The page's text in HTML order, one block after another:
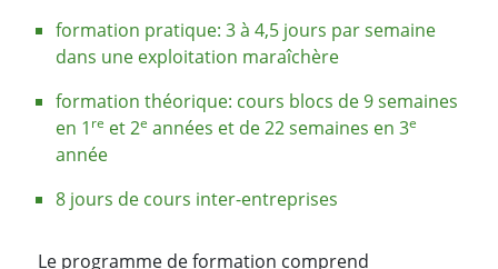
formation pratique: 3 à 4,5 jours par semaine
dans une exploitation maraîchère
formation théorique: cours blocs de 9 semaines
en 1 re et 2e années et de 22 semaines en 3e
année
8 jours de cours inter-entreprises
Le programme de formation comprend